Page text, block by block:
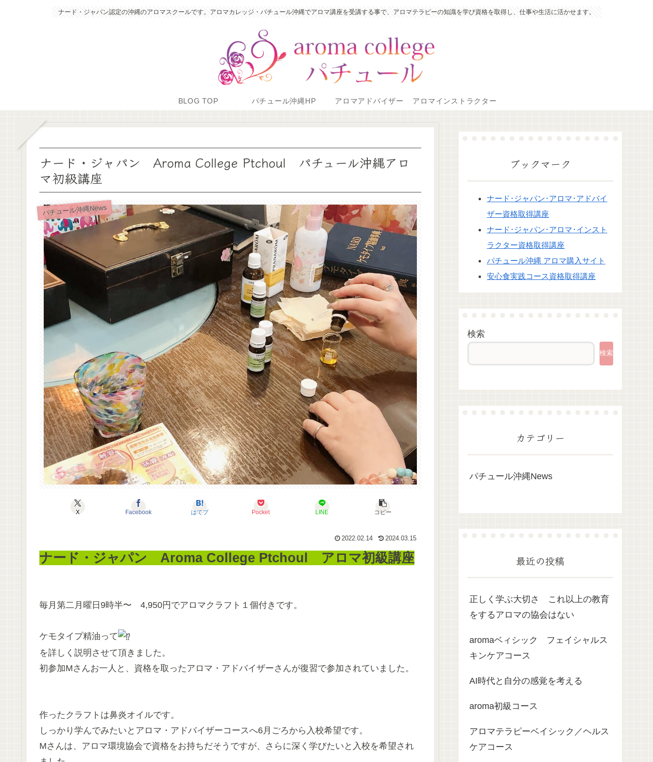
ナード・ジャパン認定の沖縄のアロマスクールです。アロマカレッジ・パチュール沖縄でアロマ講座を受講する事で、アロマテラピーの知識を学び資格を取得し、仕事や生活に活かせます。
BLOG TOP パチュール沖縄HP アロマアドバイザー アロマインストラクター
ナード・ジャパン Aroma College Ptchoul パチュール沖縄アロ
マ初級講座
パチュール沖縄News
X Facebook はてブ Pocket LINE コピー
2022.02.14 2024.03.15
ナード・ジャパン Aroma College Ptchoul アロマ初級講座
毎月第二月曜日9時半〜 4,950円でアロマクラフト１個付きです。
ケモタイプ精油って
を詳しく説明させて頂きました。
初参加Mさんお一人と、資格を取ったアロマ・アドバイザーさんが復習で参加されていました。
作ったクラフトは鼻炎オイルです。
しっかり学んでみたいとアロマ・アドバイザーコースへ6月ごろから入校希望です。
Mさんは、アロマ環境協会で資格をお持ちだそうですが、さらに深く学びたいと入校を希望され
ブックマーク
ナード･ジャパン･アロマ･アドバイ
ザー資格取得講座
ナード･ジャパン･アロマ･インスト
ラクター資格取得講座
パチュール沖縄 アロマ購入サイト
安心食実践コース資格取得講座
検索
検索
カテゴリー
パチュール沖縄News
最近の投稿
正しく学ぶ大切さ これ以上の教育
をするアロマの協会はない
aromaベィシック フェイシャルス
キンケアコース
AI時代と自分の感覚を考える
aroma初級コース
アロマテラピーベイシック／ヘルス
ケアコース